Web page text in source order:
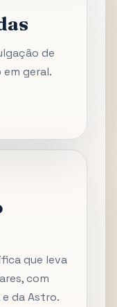
de
geral.
que leva
com
da Astro.